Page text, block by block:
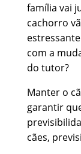
família vai
cachorro
com a
do tutor?
Manter o
garantir
cães,